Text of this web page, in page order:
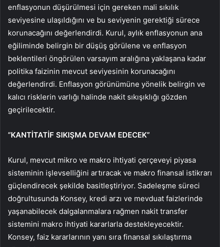
enflasyonun düşürülmesi için gereken mali sıkılık
seviyesine ulaşıldığını ve bu seviyenin gerektiği sürece
korunacağını değerlendirdi. Kurul, aylık enflasyonun ana
eğiliminde belirgin bir düşüş görülene ve enflasyon
beklentileri öngörülen varsayım aralığına yaklaşana kadar
politika faizinin mevcut seviyesinin korunacağını
değerlendirdi. Enflasyon görünümüne yönelik belirgin ve
kalıcı risklerin varlığı halinde nakit sıkışıklığı gözden
geçirilecektir.
“KANTİTATİF SIKIŞMA DEVAM EDECEK”
Kurul, mevcut mikro ve makro ihtiyati çerçeveyi piyasa
sisteminin işlevselliğini artıracak ve makro finansal istikrarı
güçlendirecek şekilde basitleştiriyor. Sadeleşme süreci
doğrultusunda Konsey, kredi arzı ve mevduat faizlerinde
yaşanabilecek dalgalanmalara rağmen nakit transfer
sistemini makro ihtiyati kararlarla destekleyecektir.
Konsey, faiz kararlarının yanı sıra finansal sıkılaştırma